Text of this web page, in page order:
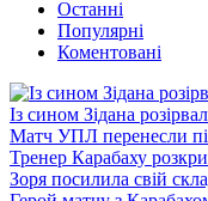
Останні
Популярні
Коментовані
Із сином Зідана
Матч УПЛ перенесли
Тренер Карабаху
Зоря посилила свій